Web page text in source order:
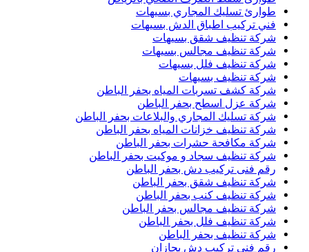
طوارئ تسليك المجاري بسيهات
فني تركيب اطباق الدش بسيهات
شركة تنظيف شقق بسيهات
شركة تنظيف مجالس بسيهات
شركة تنظيف فلل بسيهات
شركة تنظيف بسيهات
شركة كشف تسربات المياه بحفر الباطن
شركة عزل اسطح بحفر الباطن
شركة تسليك المجاري والبلاعات بحفر الباطن
شركة تنظيف خزانات المياه بحفر الباطن
شركة مكافحة حشرات بحفر الباطن
شركة تنظيف سجاد و موكيت بحفر الباطن
رقم فنى تركيب دش بحفر الباطن
شركة تنظيف شقق بحفر الباطن
شركة تنظيف كنب بحفر الباطن
شركة تنظيف مجالس بحفر الباطن
شركة تنظيف فلل بحفر الباطن
شركة تنظيف بحفر الباطن
رقم فنى تركيب دش بجازان